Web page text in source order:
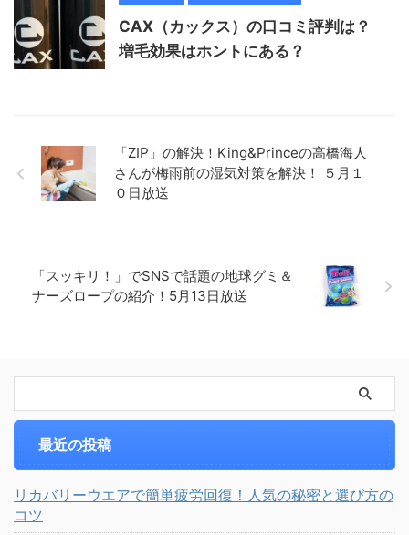
CAX（カックス）の口コミ評判は？
増毛効果はホントにある？
「ZIP」の解決！King&Princeの高橋海人
さんが梅雨前の湿気対策を解決！ ５月１
０日放送
「スッキリ！」でSNSで話題の地球グミ＆
ナーズロープの紹介！5月13日放送
最近の投稿
リカバリーウエアで簡単疲労回復！人気の秘密と選び方の
コツ